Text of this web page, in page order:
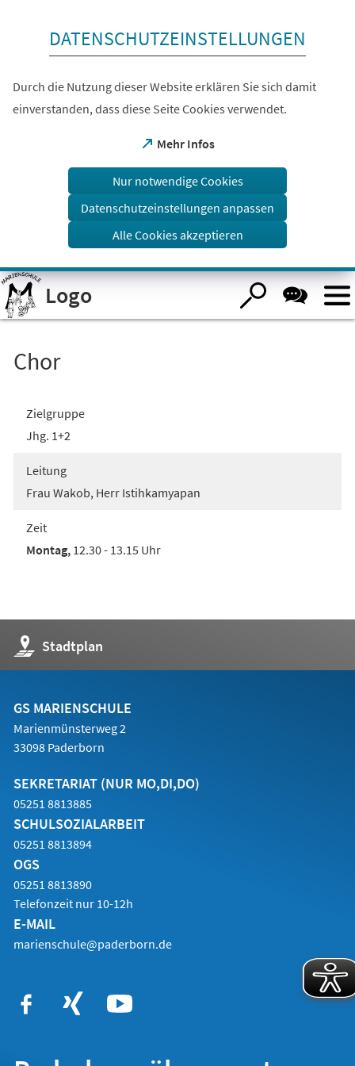
Visuelle
Assistenzsoftware
öffnen.
DATENSCHUTZEINSTELLUNGEN
Durch die Nutzung dieser Website erklären Sie sich damit
einverstanden, dass diese Seite Cookies verwendet.
Mehr Infos
(Öffnet
einem
Tab)
Nur notwendige Cookies
Datenschutzeinstellungen anpassen
Alle Cookies akzeptieren
Logo
Chor
Zielgruppe
Jhg. 1+2
Leitung
Frau Wakob, Herr Istihkamyapan
Zeit
Montag, 12.30 - 13.15 Uhr
Stadtplan
(Öffnet
in
einem
Tab)
GS MARIENSCHULE
Marienmünsterweg 2
33098 Paderborn
SEKRETARIAT (NUR MO,DI,DO)
05251 8813885
SCHULSOZIALARBEIT
05251 8813894
OGS
05251 8813890
Telefonzeit nur 10-12h
E-MAIL
marienschule@paderborn.de